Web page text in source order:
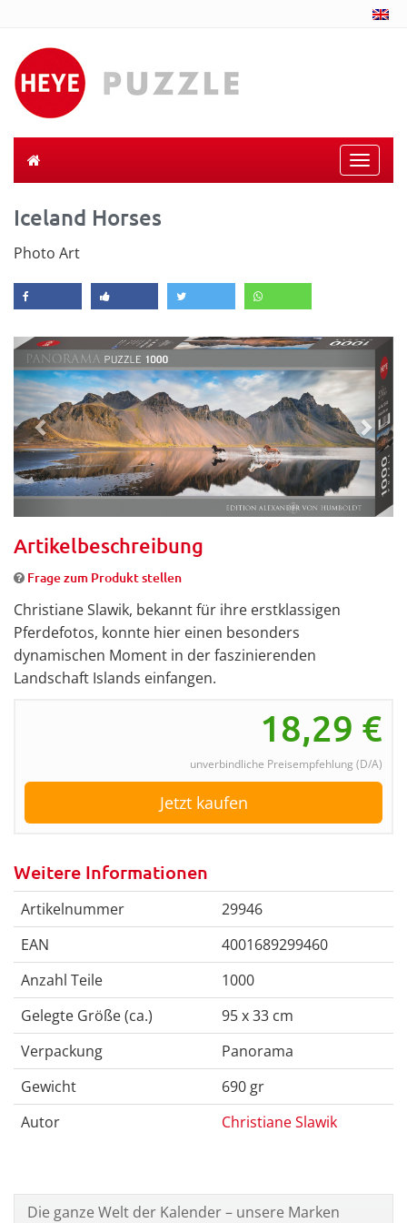
Toggle
Iceland Horses
Photo Art
Previous Next
Artikelbeschreibung
Frage zum Produkt stellen
Christiane Slawik, bekannt für ihre erstklassigen
Pferdefotos, konnte hier einen besonders
dynamischen Moment in der faszinierenden
Landschaft Islands einfangen.
18,29 €
unverbindliche Preisempfehlung (D/A)
Jetzt kaufen
Weitere Informationen
Artikelnummer
29946
EAN
4001689299460
Anzahl Teile
1000
Gelegte Größe (ca.)
95 x 33 cm
Verpackung
Panorama
Gewicht
690 gr
Autor
Christiane Slawik
Die ganze Welt der Kalender – unsere Marken